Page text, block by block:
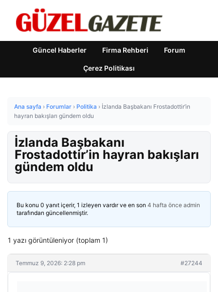
Güncel Haberler Firma Rehberi Forum
Çerez Politikası
Ana sayfa › Forumlar › Politika › İzlanda Başbakanı Frostadottir’in
hayran bakışları gündem oldu
İzlanda Başbakanı
Frostadottir’in hayran bakışları
gündem oldu
Bu konu 0 yanıt içerir, 1 izleyen vardır ve en son 4 hafta önce admin
tarafından güncellenmiştir.
1 yazı görüntüleniyor (toplam 1)
Temmuz 9, 2026: 2:28 pm #27244